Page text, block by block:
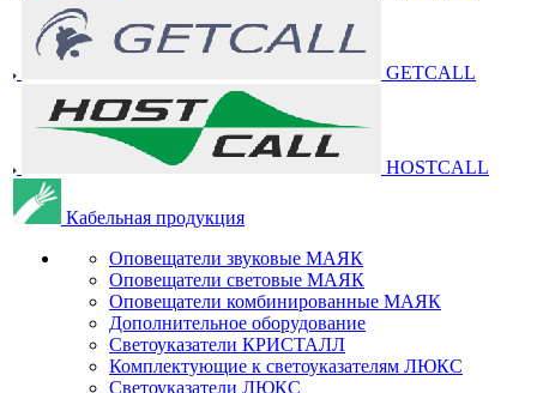
GETCALL
HOSTCALL
Кабельная продукция
Оповещатели звуковые МАЯК
Оповещатели световые МАЯК
Оповещатели комбинированные МАЯК
Дополнительное оборудование
Светоуказатели КРИСТАЛЛ
Комплектующие к светоуказателям ЛЮКС
Светоуказатели ЛЮКС